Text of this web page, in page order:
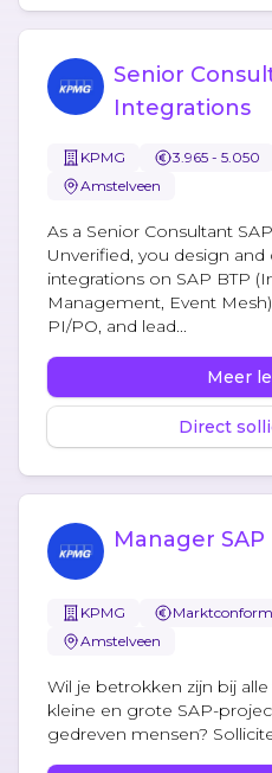
Senior
Integrations
KPMG 3.965 - 5.050
Amstelveen
As a Senior Consultant
Unverified, you design and
integrations on SAP BTP
Management, Event
PI/PO, and lead...
Meer
Direct
Manager
KPMG Marktconform
Amstelveen
Wil je betrokken zijn bij
kleine en grote SAP-
gedreven mensen?